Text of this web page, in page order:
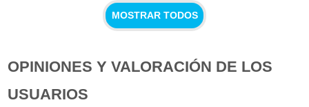
MOSTRAR TODOS
OPINIONES Y VALORACIÓN DE LOS
USUARIOS